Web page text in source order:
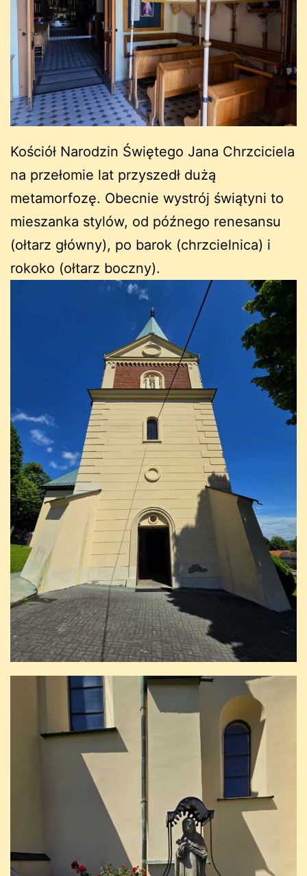
Kościół Narodzin Świętego Jana Chrzciciela
na przełomie lat przyszedł dużą
metamorfozę. Obecnie wystrój świątyni to
mieszanka stylów, od późnego renesansu
(ołtarz główny), po barok (chrzcielnica) i
rokoko (ołtarz boczny).